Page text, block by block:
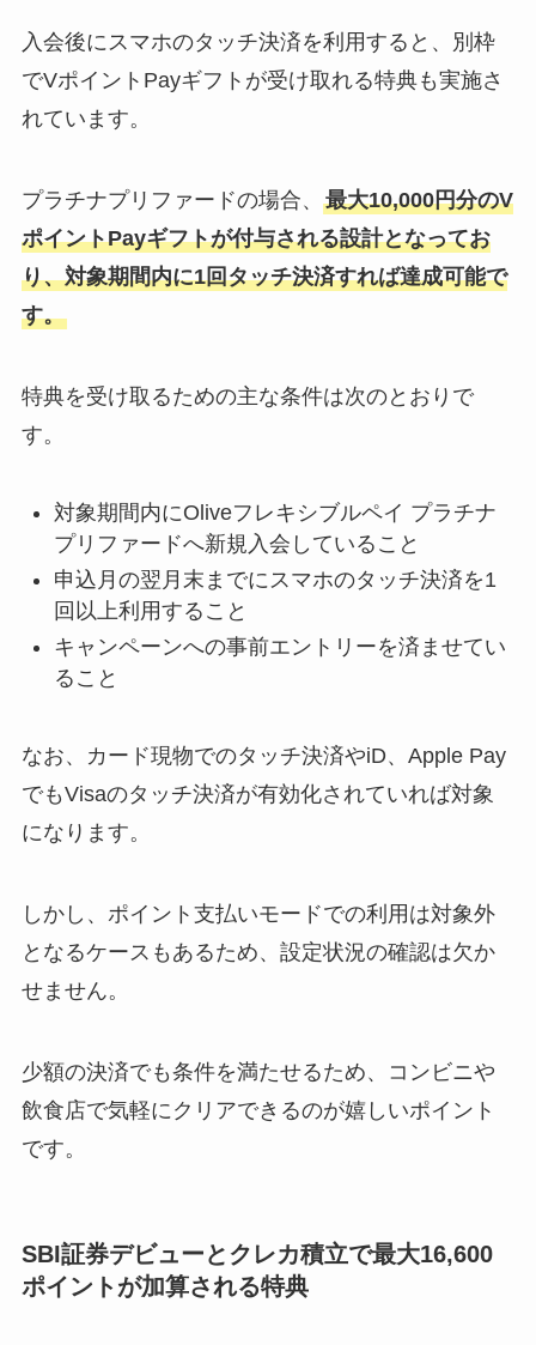
入会後にスマホのタッチ決済を利用すると、別枠
でVポイントPayギフトが受け取れる特典も実施さ
れています。
プラチナプリファードの場合、 最大10,000円分のV
ポイントPayギフトが付与される設計となってお
り、対象期間内に1回タッチ決済すれば達成可能で
す。
特典を受け取るための主な条件は次のとおりで
す。
対象期間内にOliveフレキシブルペイ プラチナ
プリファードへ新規入会していること
申込月の翌月末までにスマホのタッチ決済を1
回以上利用すること
キャンペーンへの事前エントリーを済ませてい
ること
なお、カード現物でのタッチ決済やiD、Apple Pay
でもVisaのタッチ決済が有効化されていれば対象
になります。
しかし、ポイント支払いモードでの利用は対象外
となるケースもあるため、設定状況の確認は欠か
せません。
少額の決済でも条件を満たせるため、コンビニや
飲食店で気軽にクリアできるのが嬉しいポイント
です。
SBI証券デビューとクレカ積立で最大16,600
ポイントが加算される特典